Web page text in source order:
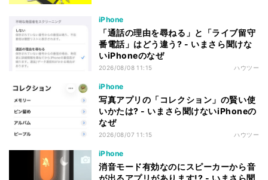
iPhone
「通話の理由を尋ねる」と「ライブ留守
番電話」はどう違う? - いまさら聞けな
いiPhoneのなぜ
2026/08/08 11:15 ハウツー
iPhone
写真アプリの「コレクション」の賢い使
いかたは? - いまさら聞けないiPhoneの
なぜ
2026/08/07 11:15 ハウツー
iPhone
消音モード有効なのにスピーカーから音